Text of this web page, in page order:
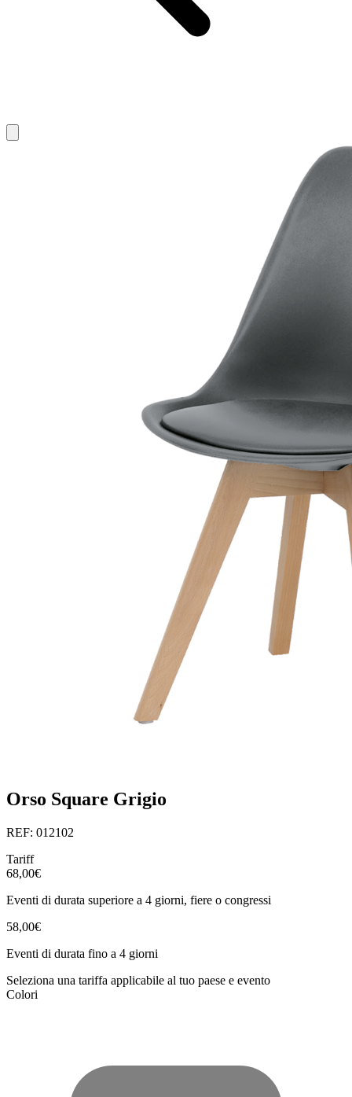
Orso Square Grigio
REF: 012102
Tariff
68,00€
Eventi di durata superiore a 4 giorni, fiere o congressi
58,00€
Eventi di durata fino a 4 giorni
Seleziona una tariffa applicabile al tuo paese e evento
Colori